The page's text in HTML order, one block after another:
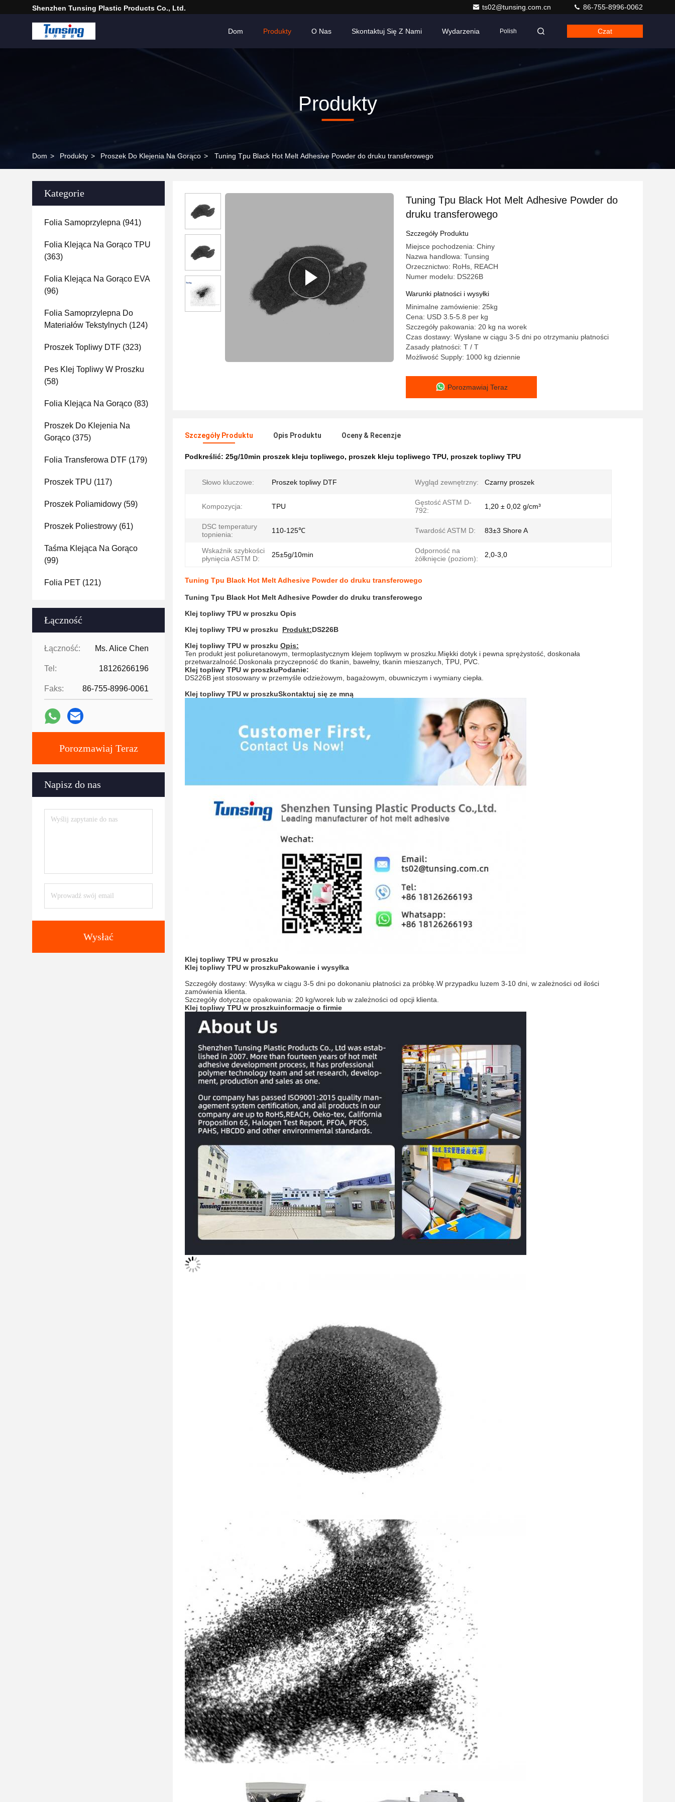
Shenzhen Tunsing Plastic Products Co., Ltd. ts02@tunsing.com.cn 86-755-8996-0062
Dom Produkty O Nas Skontaktuj Się Z Nami Wydarzenia Polish Czat
Produkty
Dom > Produkty > Proszek Do Klejenia Na Gorąco > Tuning Tpu Black Hot Melt Adhesive Powder do druku transferowego
Kategorie
Folia Samoprzylepna (941)
Folia Klejąca Na Gorąco TPU
(363)
Folia Klejąca Na Gorąco EVA
(96)
Folia Samoprzylepna Do
Materiałów Tekstylnych (124)
Proszek Topliwy DTF (323)
Pes Klej Topliwy W Proszku
(58)
Folia Klejąca Na Gorąco (83)
Proszek Do Klejenia Na
Gorąco (375)
Folia Transferowa DTF (179)
Proszek TPU (117)
Proszek Poliamidowy (59)
Proszek Poliestrowy (61)
Taśma Klejąca Na Gorąco
(99)
Folia PET (121)
Łączność
Łączność: Ms. Alice Chen
Tel: 18126266196
Faks: 86-755-8996-0061
Porozmawiaj Teraz
Napisz do nas
Wysłać
Tuning Tpu Black Hot Melt Adhesive Powder do
druku transferowego
Szczegóły Produktu
Miejsce pochodzenia: Chiny
Nazwa handlowa: Tunsing
Orzecznictwo: RoHs, REACH
Numer modelu: DS226B
Warunki płatności i wysyłki
Minimalne zamówienie: 25kg
Cena: USD 3.5-5.8 per kg
Szczegóły pakowania: 20 kg na worek
Czas dostawy: Wysłane w ciągu 3-5 dni po otrzymaniu płatności
Zasady płatności: T / T
Możliwość Supply: 1000 kg dziennie
Porozmawiaj Teraz
Szczegóły Produktu Opis Produktu Oceny & Recenzje
Podkreślić: 25g/10min proszek kleju topliwego, proszek kleju topliwego TPU, proszek topliwy TPU
Słowo kluczowe: Proszek topliwy DTF Wygląd zewnętrzny: Czarny proszek
Kompozycja: TPU
Gęstość ASTM D-
792:
1,20 ± 0,02 g/cm³
DSC temperatury
topnienia:
110-125℃ Twardość ASTM D: 83±3 Shore A
Wskaźnik szybkości
płynięcia ASTM D:
25±5g/10min
Odporność na
żółknięcie (poziom):
2,0-3,0
Tuning Tpu Black Hot Melt Adhesive Powder do druku transferowego
Tuning Tpu Black Hot Melt Adhesive Powder do druku transferowego
Klej topliwy TPU w proszku Opis
Klej topliwy TPU w proszku
Produkt:DS226B
Klej topliwy TPU w proszku Opis:
Ten produkt jest poliuretanowym, termoplastycznym klejem topliwym w proszku.Miękki dotyk i pewna sprężystość, doskonała
przetwarzalność.Doskonała przyczepność do tkanin, bawełny, tkanin mieszanych, TPU, PVC.
Klej topliwy TPU w proszkuPodanie:
DS226B jest stosowany w przemyśle odzieżowym, bagażowym, obuwniczym i wymiany ciepła.
Klej topliwy TPU w proszkuSkontaktuj się ze mną
Klej topliwy TPU w proszku
Klej topliwy TPU w proszkuPakowanie i wysyłka
Szczegóły dostawy: Wysyłka w ciągu 3-5 dni po dokonaniu płatności za próbkę.W przypadku luzem 3-10 dni, w zależności od ilości
zamówienia klienta.
Szczegóły dotyczące opakowania: 20 kg/worek lub w zależności od opcji klienta.
Klej topliwy TPU w proszkuinformacje o firmie